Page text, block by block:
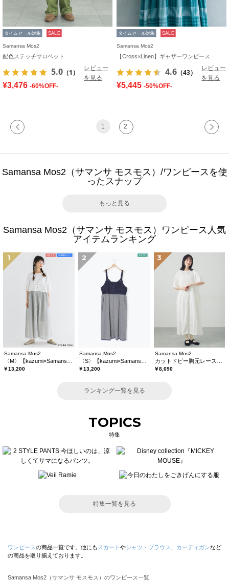
タイムセール対象 SALE
Samansa Mos2
配色ステッチサロペット
5.0 （1）
レビュー
を見る
¥3,476 -60%OFF-
タイムセール対象 SALE
Samansa Mos2
【Cross×Linen】ギャザーワンピース
4.6 （43）
レビュー
を見る
¥5,445 -50%OFF-
1 2
Samansa Mos2（サマンサ モスモス）/ワンピースを使
ったスナップ
もっと見る
Samansa Mos2（サマンサ モスモス）ワンピース人気
アイテムランキング
1
Samansa Mos2
￥13,200
2
Samansa Mos2
￥13,200
3
Samansa Mos2
￥8,690
ランキング一覧を見る
TOPICS
特集
特集一覧を見る
ワンピースの商品一覧です。他にも スカート やシャツ・ブラウス カーディガンなど
の商品を取り揃えております。
Samansa Mos2（サマンサ モスモス）のワンピース一覧